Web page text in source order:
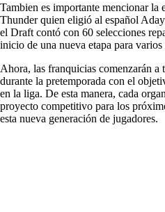
Tambien es importante mencionar
Thunder quien eligió al español
el Draft contó con 60 selecciones
inicio de una nueva etapa para
Ahora, las franquicias comenzarán a
durante la pretemporada con el
en la liga. De esta manera, cada
proyecto competitivo para los
esta nueva generación de jugadores.